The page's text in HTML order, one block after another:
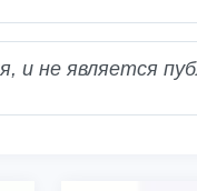
и не является